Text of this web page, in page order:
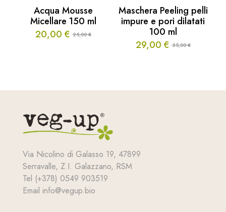
Acqua Mousse
Micellare 150 ml
25,00€
Il
20,00 €
Il
Maschera Peeling pelli
impure e pori dilatati
100 ml
35,00€
Il
29,00 €
Il
Via Nicolino di Galasso 19, 47899
Serravalle, Z.I. Galazzano, RSM
Tel (+378) 0549 903519
Email info@vegup.bio